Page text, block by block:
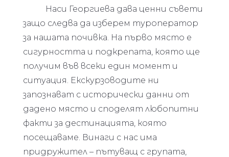
Наси Георгиева дава ценни съвети
защо следва да изберем туроператор
за нашата почивка. На първо място е
сигурността и подкрепата, която ще
получим във всеки един момент и
ситуация. Екскурзоводите ни
запознават с исторически данни от
дадено място и споделят любопитни
факти за дестинацията, която
посещаваме. Винаги с нас има
придружител – пътуващ с групата,